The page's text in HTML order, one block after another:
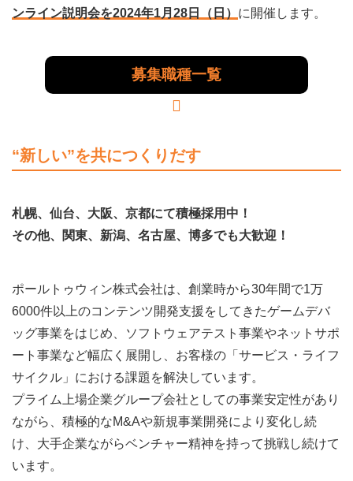
ンライン説明会を2024年1月28日（日） に開催します。
募集職種一覧
“新しい”を共につくりだす
札幌、仙台、大阪、京都にて積極採用中！
その他、関東、新潟、名古屋、博多でも大歓迎！
ポールトゥウィン株式会社は、創業時から30年間で1万
6000件以上のコンテンツ開発支援をしてきたゲームデバ
ッグ事業をはじめ、ソフトウェアテスト事業やネットサポ
ート事業など幅広く展開し、お客様の「サービス・ライフ
サイクル」における課題を解決しています。
プライム上場企業グループ会社としての事業安定性があり
ながら、積極的なM&Aや新規事業開発により変化し続
け、大手企業ながらベンチャー精神を持って挑戦し続けて
います。